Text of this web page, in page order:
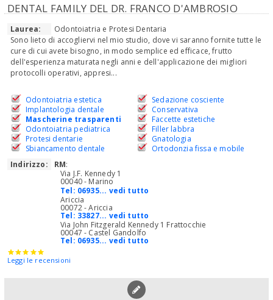
DENTAL FAMILY DEL DR. FRANCO D'AMBROSIO
Laurea:
Odontoiatria e Protesi Dentaria
Sono lieto di accogliervi nel mio studio, dove vi saranno fornite tutte le
cure di cui avete bisogno, in modo semplice ed efficace, frutto
dell'esperienza maturata negli anni e dell'applicazione dei migliori
protocolli operativi, appresi...
Odontoiatria estetica
Implantologia dentale
Mascherine trasparenti
Odontoiatria pediatrica
Protesi dentarie
Sbiancamento dentale
Sedazione cosciente
Conservativa
Faccette estetiche
Filler labbra
Gnatologia
Ortodonzia fissa e mobile
Indirizzo:
RM:
Via J.F. Kennedy 1
00040 - Marino
Tel: 06935... vedi tutto
Ariccia
00072 - Ariccia
Tel: 33827... vedi tutto
Via John Fitzgerald Kennedy 1 Frattocchie
00047 - Castel Gandolfo
Tel: 06935... vedi tutto
Leggi le recensioni